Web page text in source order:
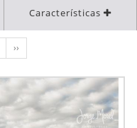
Características
››